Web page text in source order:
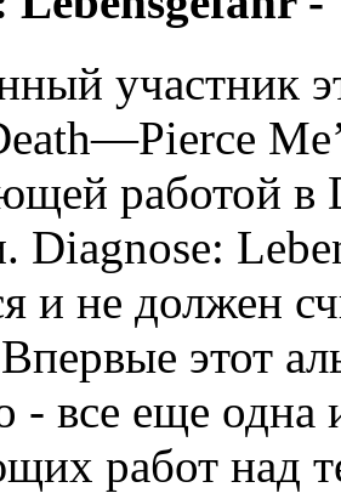
участник
работой в
Diagnose:
и не должен
этот
- все еще
работ над